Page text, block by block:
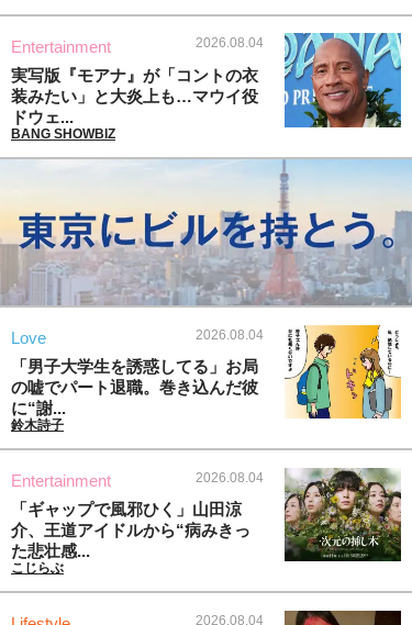
Entertainment 2026.08.04
実写版『モアナ』が「コントの衣
装みたい」と大炎上も…マウイ役
ドウェ...
BANG SHOWBIZ
Love 2026.08.04
「男子大学生を誘惑してる」お局
の嘘でパート退職。巻き込んだ彼
に“謝...
鈴木詩子
Entertainment 2026.08.04
「ギャップで風邪ひく」山田涼
介、王道アイドルから“病みきっ
た悲壮感...
こじらぶ
2026.08.04